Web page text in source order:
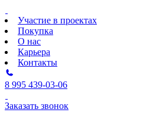
Участие в проектах
Покупка
О нас
Карьера
Контакты
8 995 439-03-06
Заказать звонок